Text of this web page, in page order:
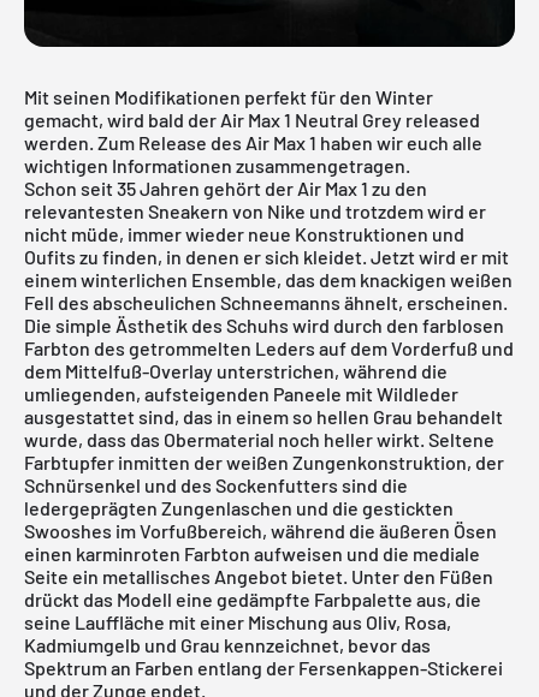
Mit seinen Modifikationen perfekt für den Winter
gemacht, wird bald der Air Max 1 Neutral Grey released
werden. Zum Release des Air Max 1 haben wir euch alle
wichtigen Informationen zusammengetragen.
Schon seit 35 Jahren gehört der Air Max 1 zu den
relevantesten Sneakern von Nike und trotzdem wird er
nicht müde, immer wieder neue Konstruktionen und
Oufits zu finden, in denen er sich kleidet. Jetzt wird er mit
einem winterlichen Ensemble, das dem knackigen weißen
Fell des abscheulichen Schneemanns ähnelt, erscheinen.
Die simple Ästhetik des Schuhs wird durch den farblosen
Farbton des getrommelten Leders auf dem Vorderfuß und
dem Mittelfuß-Overlay unterstrichen, während die
umliegenden, aufsteigenden Paneele mit Wildleder
ausgestattet sind, das in einem so hellen Grau behandelt
wurde, dass das Obermaterial noch heller wirkt. Seltene
Farbtupfer inmitten der weißen Zungenkonstruktion, der
Schnürsenkel und des Sockenfutters sind die
ledergeprägten Zungenlaschen und die gestickten
Swooshes im Vorfußbereich, während die äußeren Ösen
einen karminroten Farbton aufweisen und die mediale
Seite ein metallisches Angebot bietet. Unter den Füßen
drückt das Modell eine gedämpfte Farbpalette aus, die
seine Lauffläche mit einer Mischung aus Oliv, Rosa,
Kadmiumgelb und Grau kennzeichnet, bevor das
Spektrum an Farben entlang der Fersenkappen-Stickerei
und der Zunge endet.